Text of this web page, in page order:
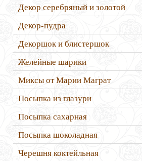
Декор серебряный и золотой
Декор-пудра
Декоршок и блистершок
Желейные шарики
Миксы от Марии Маграт
Посыпка из глазури
Посыпка сахарная
Посыпка шоколадная
Черешня коктейльная